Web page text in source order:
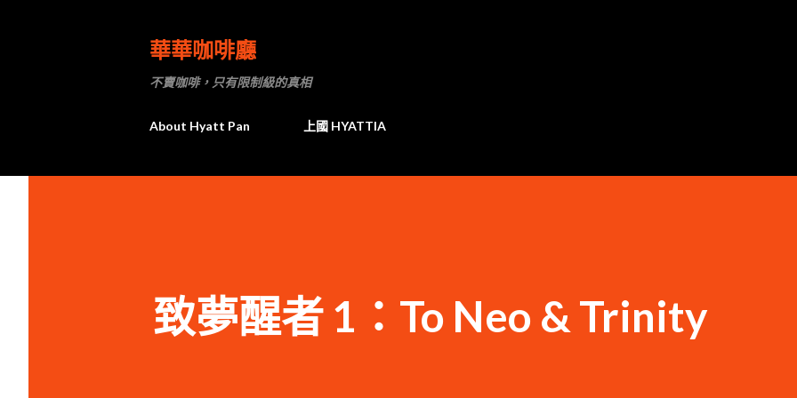
華華咖啡廳
不賣咖啡，只有限制級的真相
About Hyatt Pan 上國 HYATTIA
致夢醒者 1：To Neo & Trinity